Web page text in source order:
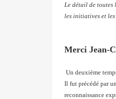
Le détail de toutes
les initiatives et
Merci Jean-
Un deuxième
Il fut précédé par
reconnaissance